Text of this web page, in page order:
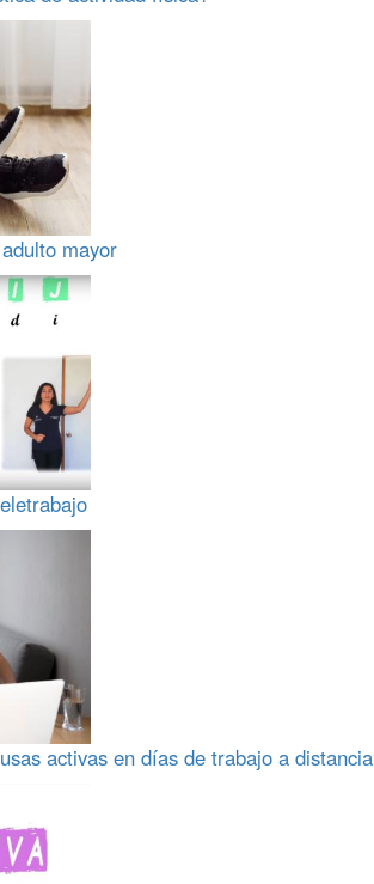
mayor
activas en días de trabajo a distancia